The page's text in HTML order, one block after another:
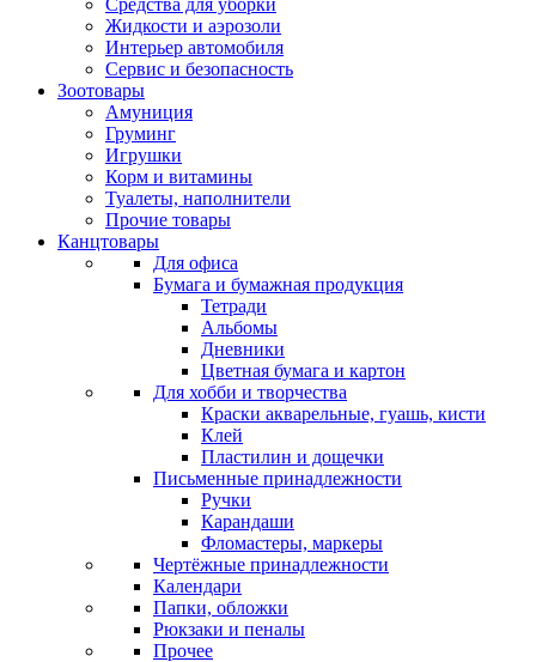
Средства для уборки
Жидкости и аэрозоли
Интерьер автомобиля
Сервис и безопасность
Зоотовары
Амуниция
Груминг
Игрушки
Корм и витамины
Туалеты, наполнители
Прочие товары
Канцтовары
Для офиса
Бумага и бумажная продукция
Тетради
Альбомы
Дневники
Цветная бумага и картон
Для хобби и творчества
Краски акварельные, гуашь, кисти
Клей
Пластилин и дощечки
Письменные принадлежности
Ручки
Карандаши
Фломастеры, маркеры
Чертёжные принадлежности
Календари
Папки, обложки
Рюкзаки и пеналы
Прочее